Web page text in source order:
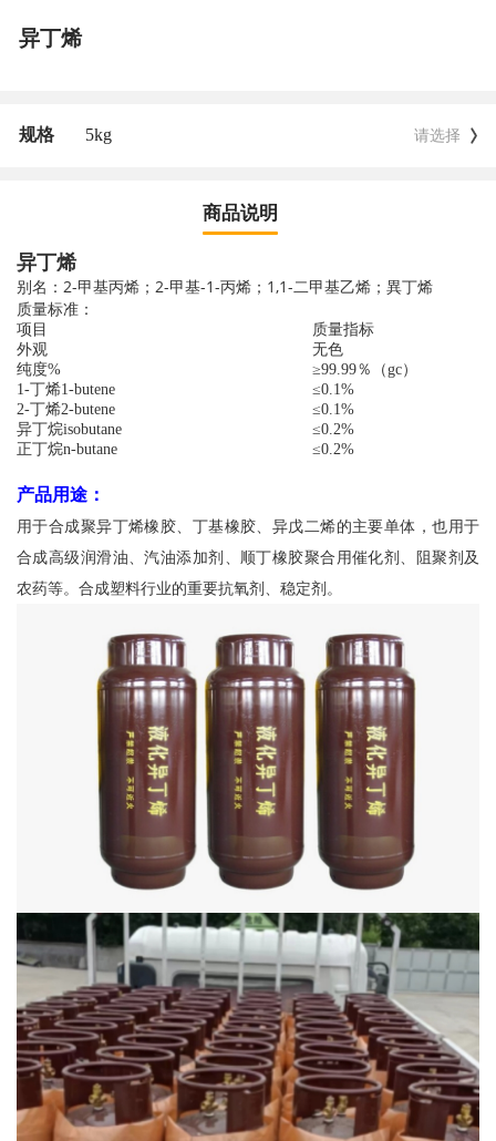
异丁烯
规格 5kg 请选择
商品说明
异丁烯
别名：2-甲基丙烯；2-甲基-1-丙烯；1,1-二甲基乙烯；異丁烯
质量标准：
项目
质量指标
外观
无色
纯度%
≥99.99％（gc）
1-丁烯1-butene
≤0.1%
2-丁烯2-butene
≤0.1%
异丁烷isobutane
≤0.2%
正丁烷n-butane
≤0.2%
产品用途：
用于合成聚异丁烯橡胶、丁基橡胶、异戊二烯的主要单体，也用于
合成高级润滑油、汽油添加剂、顺丁橡胶聚合用催化剂、阻聚剂及
农药等。合成塑料行业的重要抗氧剂、稳定剂。